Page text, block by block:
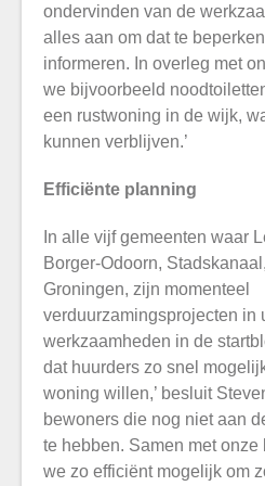
ondervinden van de
alles aan om dat te
informeren. In overleg met
we bijvoorbeeld
een rustwoning in de wijk,
kunnen verblijven.’
Efficiënte planning
In alle vijf gemeenten waar
Borger-Odoorn,
Groningen, zijn momenteel
verduurzamingsprojecten in
werkzaamheden in de
dat huurders zo snel
woning willen,’ besluit
bewoners die nog niet aan
te hebben. Samen met
we zo efficiënt mogelijk om